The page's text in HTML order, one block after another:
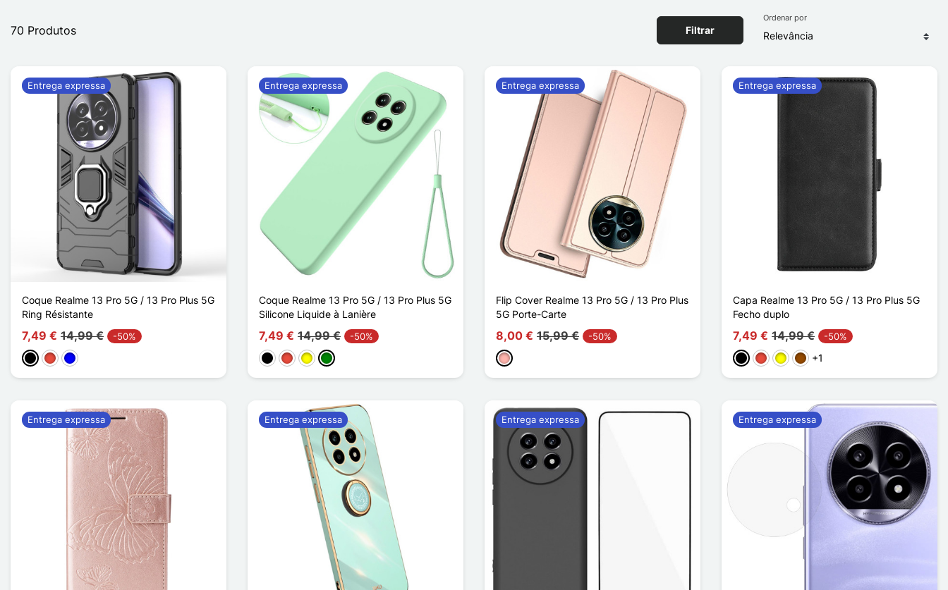
70 Produtos Filtrar
Ordenar por
Coque Realme 13 Pro 5G / 13 Pro Plus 5G
Ring Résistante
7,49 € 14,99 € -50%
PretoVermelho
Azul
Entrega expressa
Coque Realme 13 Pro 5G / 13 Pro Plus 5G
Silicone Liquide à Lanière
7,49 € 14,99 € -50%
PretoVermelho
Amarelo
Verde
Entrega expressa
Flip Cover Realme 13 Pro 5G / 13 Pro Plus
5G Porte-Carte
8,00 € 15,99 € -50%
Ouro rosa
Entrega expressa
Capa Realme 13 Pro 5G / 13 Pro Plus 5G
Fecho duplo
7,49 € 14,99 € -50%
PretoVermelho
AmareloCastanho
+1
Entrega expressa
Entrega expressa Entrega expressa Entrega expressa Entrega expressa